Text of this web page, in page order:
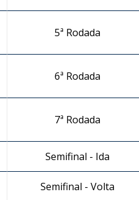
5ª Rodada
6ª Rodada
7ª Rodada
Semifinal - Ida
Semifinal - Volta